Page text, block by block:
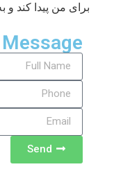
برای من پیدا کند و
Send